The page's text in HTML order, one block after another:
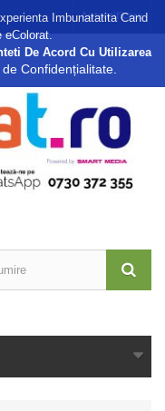
Autentificare
Imbunatatita Cand
eColorat.
De Acord Cu Utilizarea
Confidențialitate.